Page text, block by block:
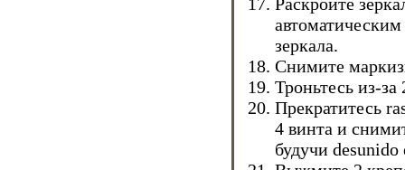
автоматическим
зеркала.
Снимите
Троньтесь из-
Прекратитесь
4 винта и
будучи desunido